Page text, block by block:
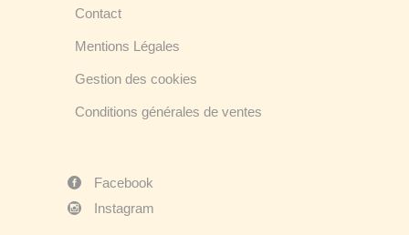
Contact
Mentions Légales
Gestion des cookies
Conditions générales de ventes
Facebook
Instagram